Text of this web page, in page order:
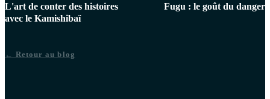
L'art de conter des histoires
avec le Kamishibaï
Fugu : le goût du danger
← Retour au blog